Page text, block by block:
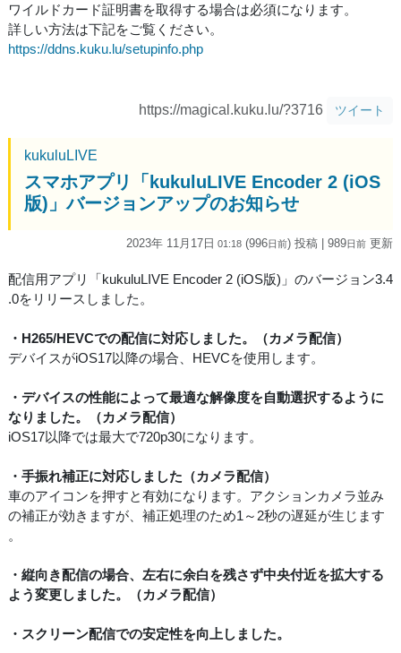
ワイルドカード証明書を取得する場合は必須になります。
詳しい方法は下記をご覧ください。
https://ddns.kuku.lu/setupinfo.php
https://magical.kuku.lu/?3716 ツイート
kukuluLIVE
スマホアプリ「kukuluLIVE Encoder 2 (iOS
版)」バージョンアップのお知らせ
2023年 11月17日 01:18 (996日前) 投稿 | 989日前 更新
配信用アプリ「kukuluLIVE Encoder 2 (iOS版)」のバージョン3.4
.0をリリースしました。
・H265/HEVCでの配信に対応しました。（カメラ配信）
デバイスがiOS17以降の場合、HEVCを使用します。
・デバイスの性能によって最適な解像度を自動選択するように
なりました。（カメラ配信）
iOS17以降では最大で720p30になります。
・手振れ補正に対応しました（カメラ配信）
車のアイコンを押すと有効になります。アクションカメラ並み
の補正が効きますが、補正処理のため1～2秒の遅延が生じます
。
・縦向き配信の場合、左右に余白を残さず中央付近を拡大する
よう変更しました。（カメラ配信）
・スクリーン配信での安定性を向上しました。